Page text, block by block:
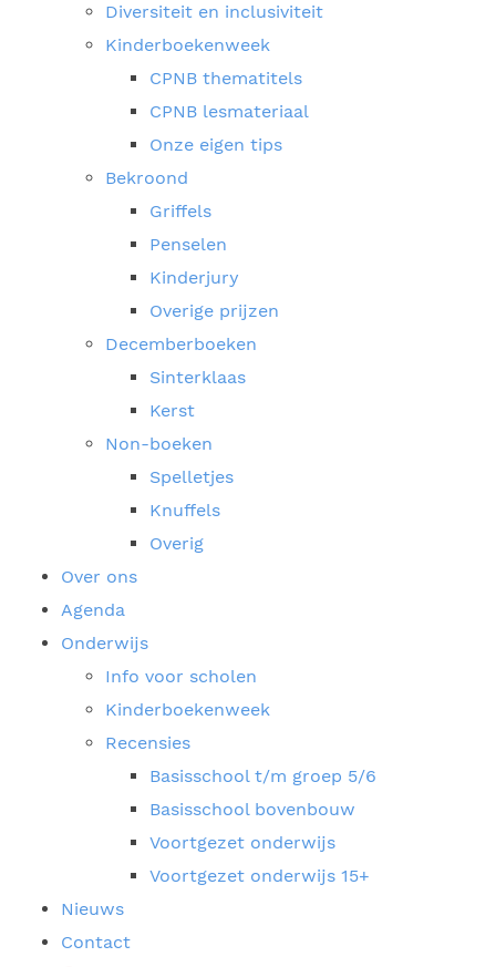
Diversiteit en inclusiviteit
Kinderboekenweek
CPNB thematitels
CPNB lesmateriaal
Onze eigen tips
Bekroond
Griffels
Penselen
Kinderjury
Overige prijzen
Decemberboeken
Sinterklaas
Kerst
Non-boeken
Spelletjes
Knuffels
Overig
Over ons
Agenda
Onderwijs
Info voor scholen
Kinderboekenweek
Recensies
Basisschool t/m groep 5/6
Basisschool bovenbouw
Voortgezet onderwijs
Voortgezet onderwijs 15+
Nieuws
Contact